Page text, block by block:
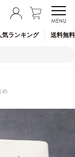
気ランキング 送料無
め